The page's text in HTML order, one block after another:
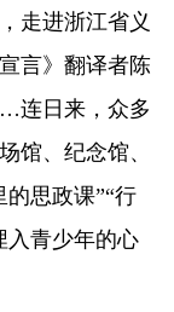
走进浙江省义
言》翻译者陈
连日来，众多
馆、纪念馆、
思政课”“行
入青少年的心